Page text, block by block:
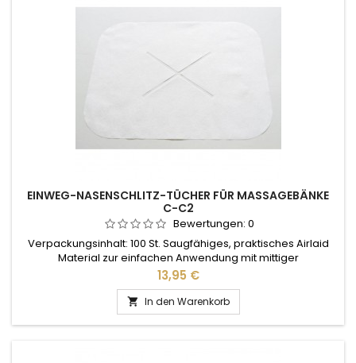
EINWEG-NASENSCHLITZ-TÜCHER FÜR MASSAGEBÄNKE
C-C2
Bewertungen: 0
Verpackungsinhalt: 100 St. Saugfähiges, praktisches Airlaid
Material zur einfachen Anwendung mit mittiger
Kreutzschlitzstanzung (Nasenschlitz X-Stanzung) zum
Auflegen auf das Massageliegen-Kopfteil
Preis
13,95 €
 In den Warenkorb